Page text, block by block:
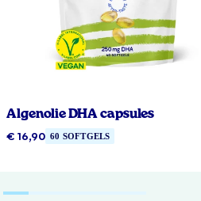
Algenolie DHA capsules
€ 16,90 60 SOFTGELS